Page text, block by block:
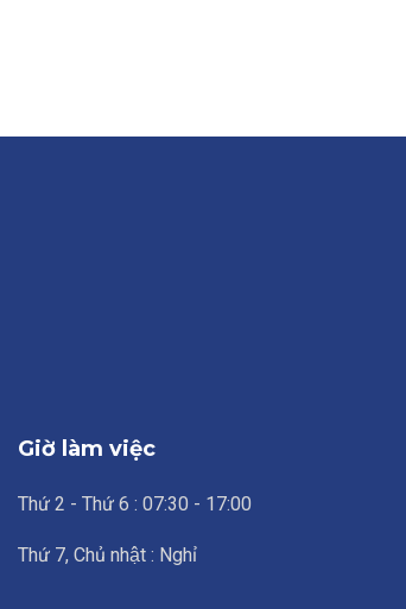
Giờ làm việc
Thứ 2 - Thứ 6 : 07:30 - 17:00
Thứ 7, Chủ nhật : Nghỉ